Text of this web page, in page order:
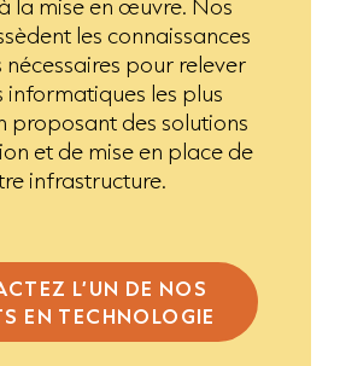
les connaissances
nécessaires pour relever
informatiques les plus
proposant des solutions
et de mise en place de
infrastructure.
L’UN DE NOS
EN TECHNOLOGIE